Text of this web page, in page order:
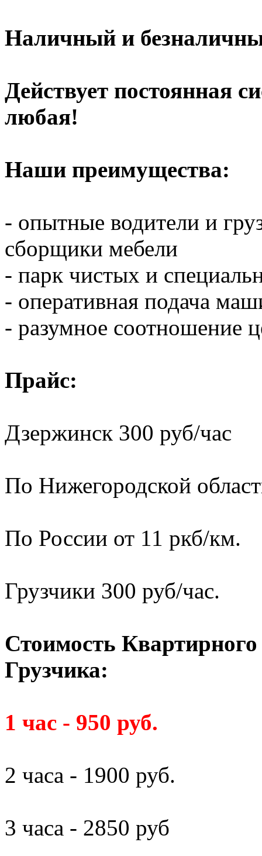
Наличный и
Действует постоянная
любая!
Наши преимущества:
- опытные водители и
сборщики мебели
- парк чистых и
- оперативная подача
- разумное соотношение
Прайс:
Дзержинск 300 руб/час
По Нижегородской
По России от 11 ркб/км.
Грузчики 300 руб/час.
Стоимость Квартирного
Грузчика:
1 час - 950 руб.
2 часа - 1900 руб.
3 часа - 2850 руб